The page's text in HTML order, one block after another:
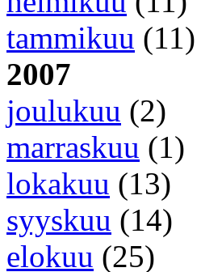
tammikuu (11)
2007
joulukuu (2)
marraskuu (1)
lokakuu (13)
syyskuu (14)
elokuu (25)